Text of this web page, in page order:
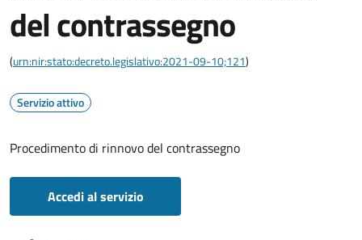
del contrassegno
(urn:nir:stato:decreto.legislativo:2021-09-10;121)
Servizio attivo
Procedimento di rinnovo del contrassegno
Accedi al servizio